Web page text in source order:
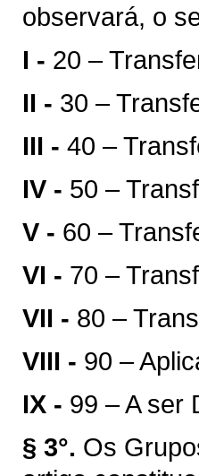
observará, o
I - 20 –
II - 30 –
III - 40 –
IV - 50 –
V - 60 –
VI - 70 –
VII - 80 –
VIII - 90 –
IX - 99 – A ser
§ 3°. Os